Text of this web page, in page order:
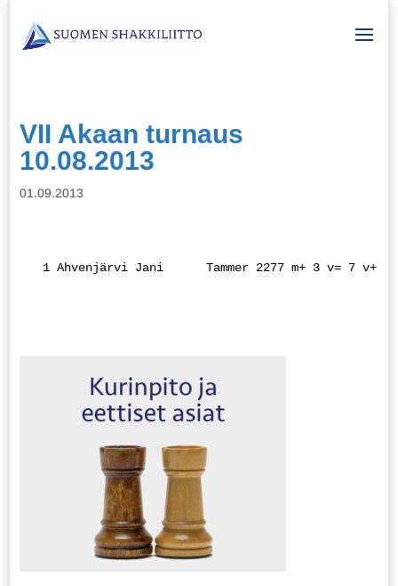
VII Akaan turnaus
10.08.2013
01.09.2013
1 Ahvenjärvi Jani      Tammer 2277 m+ 3 v= 7 v+